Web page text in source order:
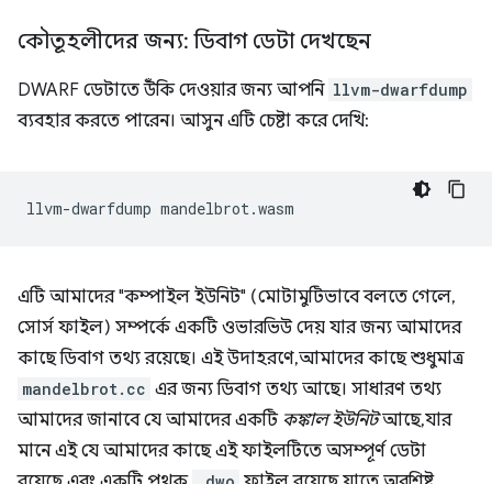
কৌতূহলীদের জন্য: ডিবাগ ডেটা দেখছেন
DWARF ডেটাতে উঁকি দেওয়ার জন্য আপনি llvm-dwarfdump
ব্যবহার করতে পারেন। আসুন এটি চেষ্টা করে দেখি:
llvm-dwarfdump
এটি আমাদের "কম্পাইল ইউনিট" (মোটামুটিভাবে বলতে গেলে,
সোর্স ফাইল) সম্পর্কে একটি ওভারভিউ দেয় যার জন্য আমাদের
কাছে ডিবাগ তথ্য রয়েছে। এই উদাহরণে, আমাদের কাছে শুধুমাত্র
mandelbrot.cc এর জন্য ডিবাগ তথ্য আছে। সাধারণ তথ্য
আমাদের জানাবে যে আমাদের একটি কঙ্কাল ইউনিটআছে, যার
মানে এই যে আমাদের কাছে এই ফাইলটিতে অসম্পূর্ণ ডেটা